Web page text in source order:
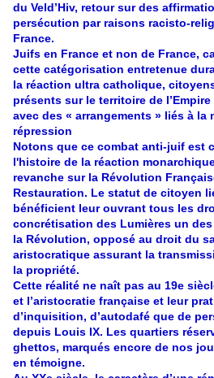
du Veld’Hiv, retour sur des
persécution par raisons racisto-
France.
Juifs en France et non de France,
cette catégorisation entretenue
la réaction ultra catholique,
présents sur le territoire de
avec des « arrangements » liés à la
répression
Notons que ce combat anti-juif est
l'histoire de la réaction
revanche sur la Révolution
Restauration. Le statut de citoyen
bénéficient leur ouvrant tous les
concrétisation des Lumières un
la Révolution, opposé au droit du
aristocratique assurant la
la propriété.
Cette réalité ne naît pas au 19e
et l’aristocratie française et leur
d’inquisition, d’autodafé que de
depuis Louis IX. Les quartiers
ghettos, marqués encore de nos
en témoigne.